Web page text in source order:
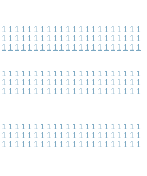
1 1 1 1 1 1 1 1 1 1 1 1 1 1 1 1 1 1 1 1 1 1
1 1 1 1 1 1 1 1 1 1 1 1 1 1 1 1 1 1 1 1 1 1
1 1 1 1 1 1 1 1 1 1 1 1 1 1 1 1 1 1 1 1 1 1
1 1 1 1 1 1 1 1 1 1 1 1 1 1 1 1 1 1 1 1 1 1
1 1 1 1 1 1 1 1 1 1 1 1 1 1 1 1 1 1 1 1 1 1
1 1 1 1 1 1 1 1 1 1 1 1 1 1 1 1 1 1 1 1 1 1
1 1 1 1 1 1 1 1 1 1 1 1 1 1 1 1 1 1 1 1 1 1
1 1 1 1 1 1 1 1 1 1 1 1 1 1 1 1 1 1 1 1 1 1
1 1 1 1 1 1 1 1 1 1 1 1 1 1 1 1 1 1 1 1 1 1